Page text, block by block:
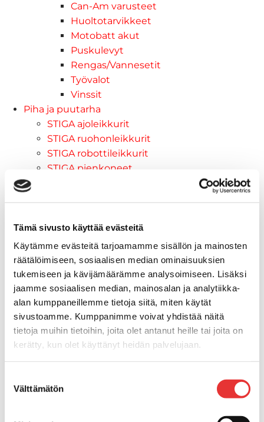
Tämä sivusto käyttää evästeitä
Käytämme evästeitä tarjoamamme sisällön ja mainosten
räätälöimiseen, sosiaalisen median ominaisuuksien
tukemiseen ja kävijämäärämme analysoimiseen. Lisäksi
jaamme sosiaalisen median, mainosalan ja analytiikka-
alan kumppaneillemme tietoja siitä, miten käytät
sivustoamme. Kumppanimme voivat yhdistää näitä
tietoja muihin tietoihin, joita olet antanut heille tai joita on
kerätty, kun olet käyttänyt heidän palvelujaan.
valinta
Välttämätön
Can-Am varusteet
Huoltotarvikkeet
Motobatt akut
Puskulevyt
Rengas/Vannesetit
Työvalot
Vinssit
Piha ja puutarha
STIGA ajoleikkurit
STIGA ruohonleikkurit
STIGA robottileikkurit
STIGA pienkoneet
Hupparit
Takit
Ajolasit
Aurinkolasit
Tarjoukset
Poistotuotteet
Lahjakortti
Maritim venetarvikkeet
Kansihelat
Listat ja kansikatteet